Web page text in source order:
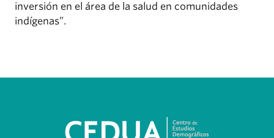
inversión en el área de la salud en comunidades
indígenas”.